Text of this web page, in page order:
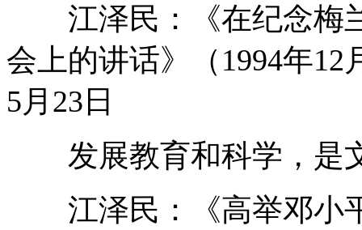
江泽民：《在纪念梅兰
会上的讲话》（1994年12
5月23日
发展教育和科学，是
江泽民：《高举邓小